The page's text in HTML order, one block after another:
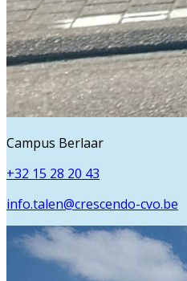
Campus Berlaar
+32 15 28 20 43
info.talen@crescendo-cvo.be